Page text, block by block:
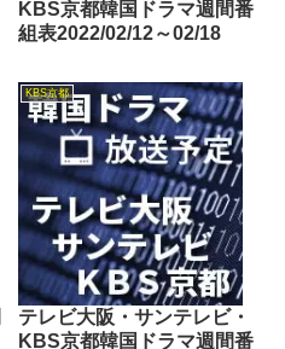
KBS京都韓国ドラマ週間番
組表2022/02/12～02/18
KBS京都
テレビ大阪・サンテレビ・
KBS京都韓国ドラマ週間番